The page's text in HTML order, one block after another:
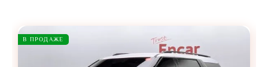
В ПРОДАЖЕ